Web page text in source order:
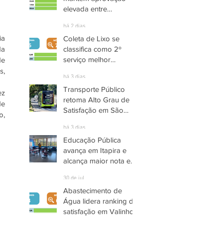
elevada entre
há 2 dias
Coleta de Lixo se
classifica como 2º
serviço melhor
de Parnaíba
há 3 dias
Transporte Público
retoma Alto Grau de
Satisfação em São
há 3 dias
Educação Pública
avança em Itapira e
alcança maior nota em
30 de jul.
Abastecimento de
Água lidera ranking de
satisfação em Valinhos